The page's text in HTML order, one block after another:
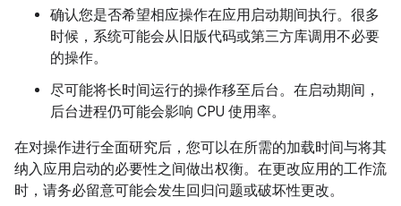
确认您是否希望相应操作在应用启动期间执行。很多
时候，系统可能会从旧版代码或第三方库调用不必要
的操作。
尽可能将长时间运行的操作移至后台。在启动期间，
后台进程仍可能会影响 CPU 使用率。
在对操作进行全面研究后，您可以在所需的加载时间与将其
纳入应用启动的必要性之间做出权衡。在更改应用的工作流
时，请务必留意可能会发生回归问题或破坏性更改。